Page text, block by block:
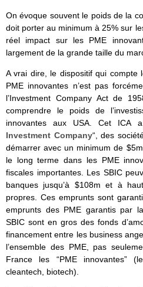
On évoque souvent le poids de la
doit porter au minimum à 25% sur
réel impact sur les PME
largement de la grande taille du
A vrai dire, le dispositif qui compte
PME innovantes n’est pas
l’Investment Company Act de
comprendre le poids de
innovantes aux USA. Cet ICA
Investment Company“, des
démarrer avec un minimum de
le long terme dans les PME
fiscales importantes. Les SBIC
banques jusqu’à $108m et à
propres. Ces emprunts sont
emprunts des PME garantis par
SBIC sont en gros des fonds
financement entre les business
l’ensemble des PME, pas
France les “PME innovantes”
cleantech, biotech).